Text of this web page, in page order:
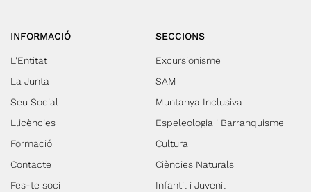
INFORMACIÓ
L'Entitat
La Junta
Seu Social
Llicències
Formació
Contacte
Fes-te soci
SECCIONS
Excursionisme
SAM
Muntanya Inclusiva
Espeleologia i Barranquisme
Cultura
Ciències Naturals
Infantil i Juvenil